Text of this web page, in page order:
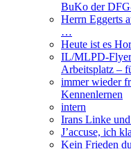
BuKo der
Herrn Eggerts
…
Heute ist es
IL/MLPD-
Arbeitsplatz –
immer wieder
Kennenlernen
intern
Irans Linke
J’accuse, ich
Kein Frieden